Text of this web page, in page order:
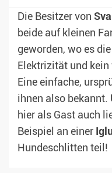
Die Besitzer von
beide auf kleinen
geworden, wo es
Elektrizität und
Eine einfache,
ihnen also bekannt.
hier als Gast auch
Beispiel an einer
Hundeschlitten teil!